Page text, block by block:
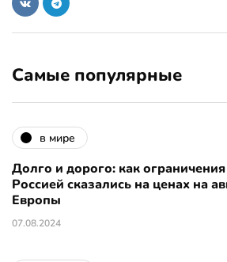
Самые популярные
в мире
Долго и дорого: как
Россией сказались на ценах на
Европы
07.08.2024